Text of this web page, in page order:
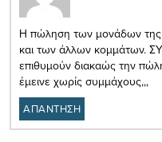
Η πώληση των μονάδων της
και των άλλων κομμάτων.
επιθυμούν διακαώς την
έμεινε χωρίς συμμάχους,,,
ΑΠΑΝΤΗΣΗ